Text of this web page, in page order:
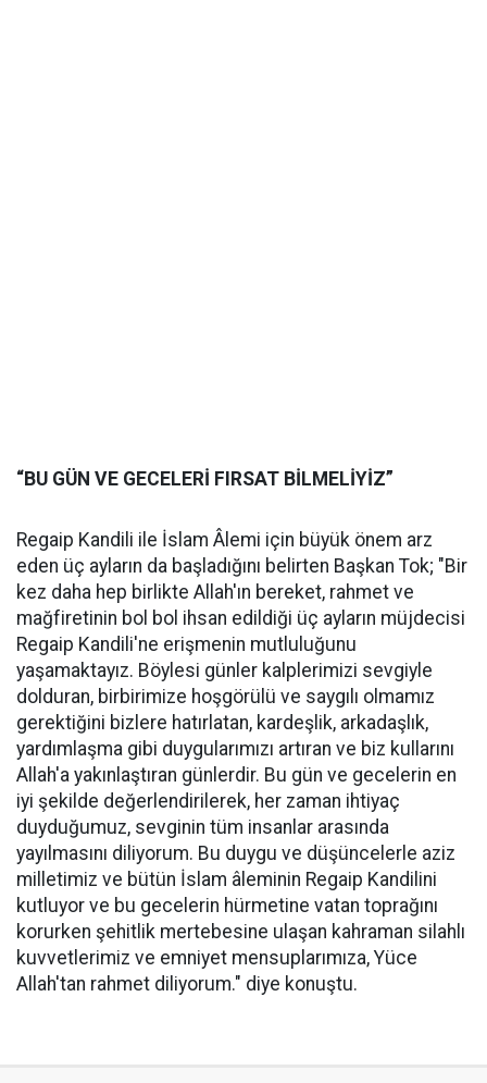
“BU GÜN VE GECELERİ FIRSAT BİLMELİYİZ”
Regaip Kandili ile İslam Âlemi için büyük önem arz
eden üç ayların da başladığını belirten Başkan Tok; "Bir
kez daha hep birlikte Allah'ın bereket, rahmet ve
mağfiretinin bol bol ihsan edildiği üç ayların müjdecisi
Regaip Kandili'ne erişmenin mutluluğunu
yaşamaktayız. Böylesi günler kalplerimizi sevgiyle
dolduran, birbirimize hoşgörülü ve saygılı olmamız
gerektiğini bizlere hatırlatan, kardeşlik, arkadaşlık,
yardımlaşma gibi duygularımızı artıran ve biz kullarını
Allah'a yakınlaştıran günlerdir. Bu gün ve gecelerin en
iyi şekilde değerlendirilerek, her zaman ihtiyaç
duyduğumuz, sevginin tüm insanlar arasında
yayılmasını diliyorum. Bu duygu ve düşüncelerle aziz
milletimiz ve bütün İslam âleminin Regaip Kandilini
kutluyor ve bu gecelerin hürmetine vatan toprağını
korurken şehitlik mertebesine ulaşan kahraman silahlı
kuvvetlerimiz ve emniyet mensuplarımıza, Yüce
Allah'tan rahmet diliyorum." diye konuştu.